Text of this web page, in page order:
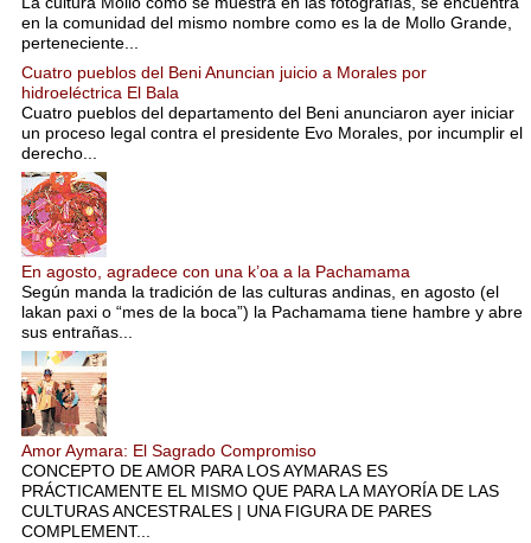
en la comunidad del mismo nombre como es la de Mollo Grande,
perteneciente...
Cuatro pueblos del Beni Anuncian juicio a Morales por
hidroeléctrica El Bala
Cuatro pueblos del departamento del Beni anunciaron ayer iniciar
un proceso legal contra el presidente Evo Morales, por incumplir el
derecho...
En agosto, agradece con una k’oa a la Pachamama
Según manda la tradición de las culturas andinas, en agosto (el
lakan paxi o “mes de la boca”) la Pachamama tiene hambre y abre
sus entrañas...
Amor Aymara: El Sagrado Compromiso
CONCEPTO DE AMOR PARA LOS AYMARAS ES
PRÁCTICAMENTE EL MISMO QUE PARA LA MAYORÍA DE LAS
CULTURAS ANCESTRALES | UNA FIGURA DE PARES
COMPLEMENT...